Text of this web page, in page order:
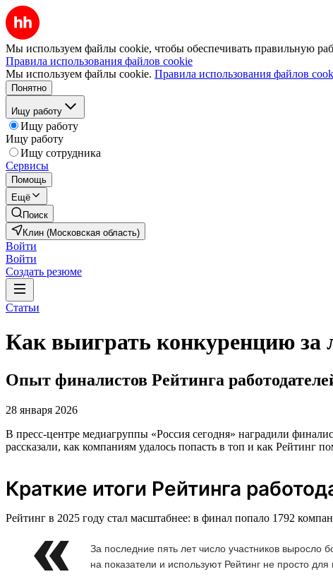
Мы используем файлы cookie, чтобы обеспечивать правильную
Правила использования файлов cookie
Мы используем файлы cookie. Правила использования файлов
Понятно
Ищу работу
Ищу работу
Ищу работу
Ищу сотрудника
Сервисы
Помощь
Ещё
Поиск
Клин (Московская область)
Войти
Войти
Создать резюме
Статьи
Как выиграть конкуренцию за
Опыт финалистов Рейтинга
28 января 2026
В пресс-центре медиагруппы «Россия сегодня» наградили
рассказали, как компаниям удалось попасть в топ и как Рейтинг
Краткие итоги Рейтинга
Рейтинг в 2025 году стал масштабнее: в финал попало 1792
За последние пять лет число участников выросло
на показатели и используют Рейтинг не просто